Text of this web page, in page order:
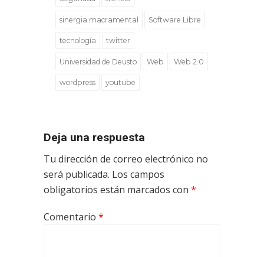
sinergia macramental Software Libre
tecnología twitter
Universidad de Deusto Web Web 2.0
wordpress youtube
Deja una respuesta
Tu dirección de correo electrónico no
será publicada. Los campos
obligatorios están marcados con *
Comentario *